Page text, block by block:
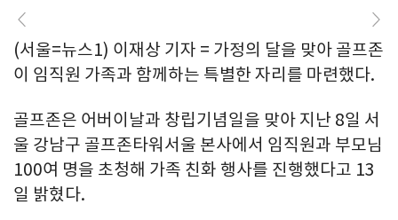
(서울=뉴스1) 이재상 기자 = 가정의 달을 맞아 골프존
이 임직원 가족과 함께하는 특별한 자리를 마련했다.
골프존은 어버이날과 창립기념일을 맞아 지난 8일 서
울 강남구 골프존타워서울 본사에서 임직원과 부모님
100여 명을 초청해 가족 친화 행사를 진행했다고 13
일 밝혔다.